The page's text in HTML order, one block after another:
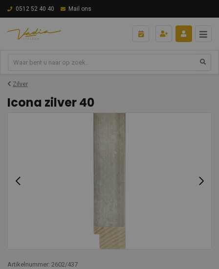
0512 52 40 40 Mail ons
Zilver
Icona zilver 40
Artikelnummer: 2602/437